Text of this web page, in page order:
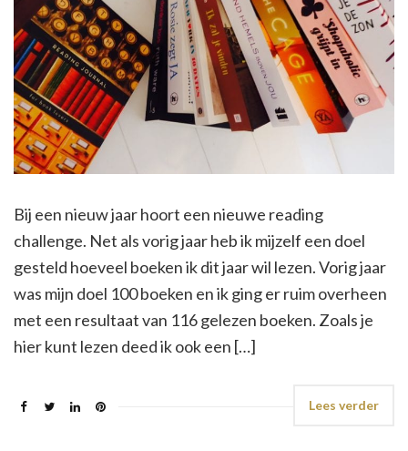
Bij een nieuw jaar hoort een nieuwe reading
challenge. Net als vorig jaar heb ik mijzelf een doel
gesteld hoeveel boeken ik dit jaar wil lezen. Vorig jaar
was mijn doel 100 boeken en ik ging er ruim overheen
met een resultaat van 116 gelezen boeken. Zoals je
hier kunt lezen deed ik ook een […]
Lees verder